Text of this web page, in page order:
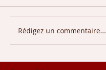
Rédigez un commentaire...